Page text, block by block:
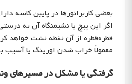
بعضی کاربراتورها در پایین کاسه
اگر این پیچ یا نشیمنگاه آن به
قطره‌قطره از آن نقطه نشت خواهد
معمولاً خراب شدن اورینگ یا
گرفتگی یا مشکل در مسیرهای